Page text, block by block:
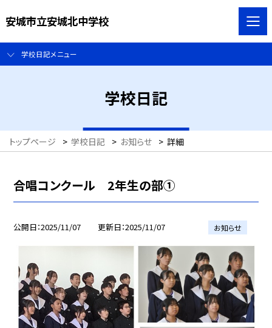
安城市立安城北中学校
学校日記メニュー
学校日記
トップページ > 学校日記 > お知らせ > 詳細
合唱コンクール 2年生の部①
公開日 2025/11/07 更新日 2025/11/07 お知らせ